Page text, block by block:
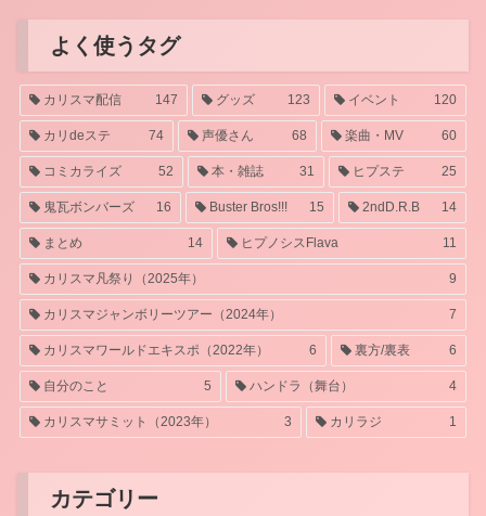
よく使うタグ
カリスマ配信 147 グッズ 123 イベント 120
カリdeステ 74 声優さん 68 楽曲・MV 60
コミカライズ 52 本・雑誌 31 ヒプステ 25
鬼瓦ボンバーズ 16 Buster Bros!!! 15 2ndD.R.B 14
まとめ 14 ヒプノシスFlava 11
カリスマ凡祭り（2025年） 9
カリスマジャンボリーツアー（2024年） 7
カリスマワールドエキスポ（2022年） 6 裏方/裏表 6
自分のこと 5 ハンドラ（舞台） 4
カリスマサミット（2023年） 3 カリラジ 1
カテゴリー